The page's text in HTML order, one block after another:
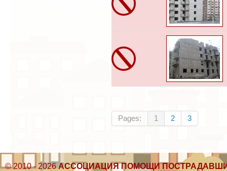
Pages: 1 2 3
© 2010 - 2026АССОЦИАЦИЯ ПОМОЩИ